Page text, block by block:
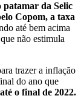
patamar da Selic
Copom, a taxa
até bem acima
não estimula
trazer a inflação
do ano que
o final de 2022.